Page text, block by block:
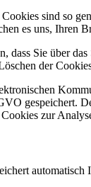
sind so
es uns, Ihren
dass Sie über
der
gespeichert.
zur